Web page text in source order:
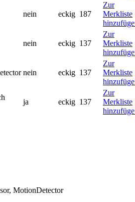
nein eckig 187
Zur
Merkliste
nein eckig 137
Zur
Merkliste
nein eckig 137
Zur
Merkliste
ja eckig 137
Zur
Merkliste
MotionDetector